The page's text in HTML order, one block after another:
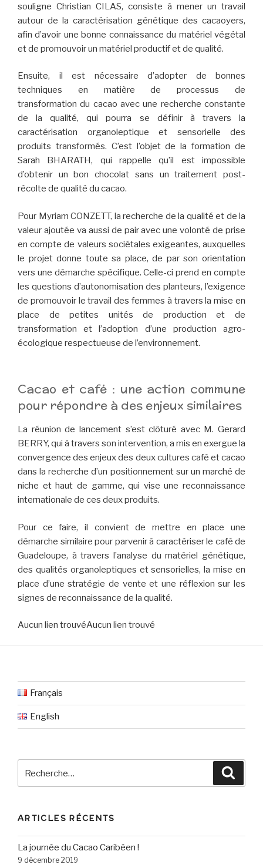
souligne Christian CILAS, consiste à mener un travail
autour de la caractérisation génétique des cacaoyers,
afin d’avoir une bonne connaissance du matériel végétal
et de promouvoir un matériel productif et de qualité.
Ensuite, il est nécessaire d’adopter de bonnes
techniques en matière de processus de
transformation du cacao avec une recherche constante
de la qualité, qui pourra se définir à travers la
caractérisation organoleptique et sensorielle des
produits transformés. C’est l’objet de la formation de
Sarah BHARATH, qui rappelle qu’il est impossible
d’obtenir un bon chocolat sans un traitement post-
récolte de qualité du cacao.
Pour Myriam CONZETT, la recherche de la qualité et de la
valeur ajoutée va aussi de pair avec une volonté de prise
en compte de valeurs sociétales exigeantes, auxquelles
le projet donne toute sa place, de par son orientation
vers une démarche spécifique. Celle-ci prend en compte
les questions d’autonomisation des planteurs, l’exigence
de promouvoir le travail des femmes à travers la mise en
place de petites unités de production et de
transformation et l’adoption d’une production agro-
écologique respectueuse de l’environnement.
Cacao et café : une action commune
pour répondre à des enjeux similaires
La réunion de lancement s’est clôturé avec M. Gerard
BERRY, qui à travers son intervention, a mis en exergue la
convergence des enjeux des deux cultures café et cacao
dans la recherche d’un positionnement sur un marché de
niche et haut de gamme, qui vise une reconnaissance
internationale de ces deux produits.
Pour ce faire, il convient de mettre en place une
démarche similaire pour parvenir à caractériser le café de
Guadeloupe, à travers l’analyse du matériel génétique,
des qualités organoleptiques et sensorielles, la mise en
place d’une stratégie de vente et une réflexion sur les
signes de reconnaissance de la qualité.
Aucun lien trouvéAucun lien trouvé
Français
English
ARTICLES RÉCENTS
La journée du Cacao Caribéen !
9 décembre 2019